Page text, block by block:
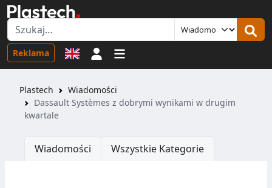
Reklama Logowanie
Plastech
Wiadomości
Dassault Systèmes z dobrymi wynikami w drugim
kwartale
Wiadomości Wszystkie Kategorie